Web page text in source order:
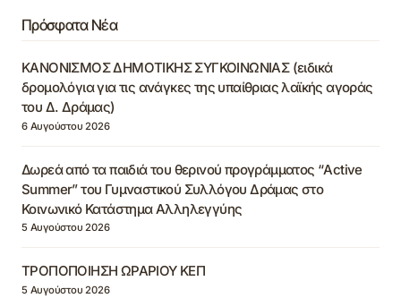
Πρόσφατα Νέα
ΚΑΝΟΝΙΣΜΟΣ ΔΗΜΟΤΙΚΗΣ ΣΥΓΚΟΙΝΩΝΙΑΣ (ειδικά
δρομολόγια για τις ανάγκες της υπαίθριας λαϊκής αγοράς
του Δ. Δράμας)
6 Αυγούστου 2026
Δωρεά από τα παιδιά του θερινού προγράμματος “Active
Summer” του Γυμναστικού Συλλόγου Δράμας στο
Κοινωνικό Κατάστημα Αλληλεγγύης
5 Αυγούστου 2026
ΤΡΟΠΟΠΟΙΗΣΗ ΩΡΑΡΙΟΥ ΚΕΠ
5 Αυγούστου 2026